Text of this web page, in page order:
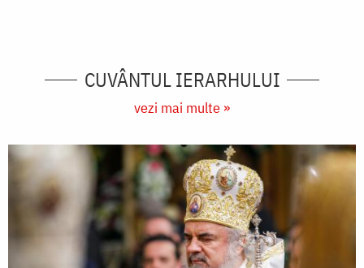
CUVÂNTUL IERARHULUI
vezi mai multe »